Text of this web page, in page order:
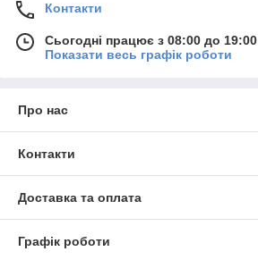
Контакти
Сьогодні працює з 08:00 до 19:00
Показати весь графік роботи
Про нас
Контакти
Доставка та оплата
Графік роботи